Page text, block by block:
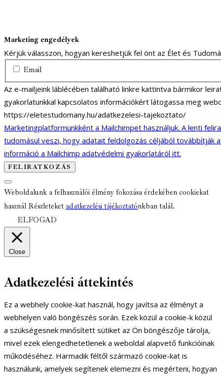
Marketing engedélyek
Kérjük válasszon, hogyan kereshetjük fel önt az Élet és
Email
Az e-mailjeink láblécében található linkre kattintva bármikor
gyakorlatunkkal kapcsolatos információkért látogassa meg
https://eletestudomany.hu/adatkezelesi-tajekoztato/
Marketingplatformunkként a Mailchimpet használjuk. A lenti
tudomásul veszi, hogy adatait feldolgozás céljából továbbítják
információ a Mailchimp adatvédelmi gyakorlatáról itt.
Weboldalunk a felhasználói élmény fokozása érdekében cookiekat
használ Részleteket adatkezelési tájékoztatónkban talál.
ELFOGAD
Close
Adatkezelési áttekintés
Ez a webhely cookie-kat használ, hogy javítsa az élményt a
webhelyen való böngészés során. Ezek közül a cookie-k közül
a szükségesnek minősített sütiket az Ön böngészője tárolja,
mivel ezek elengedhetetlenek a weboldal alapvető funkcióinak
működéséhez. Harmadik féltől származó cookie-kat is
használunk, amelyek segítenek elemezni és megérteni, hogyan